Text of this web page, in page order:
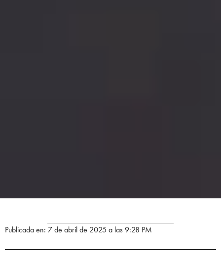
Publicada en: 7 de abril de 2025 a las 9:28 PM